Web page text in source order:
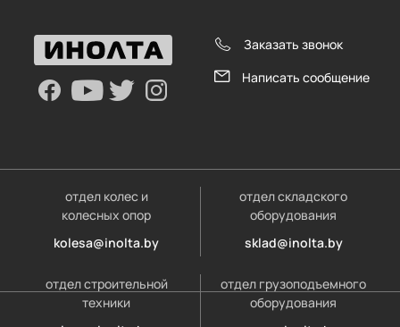
Заказать звонок
Написать сообщение
отдел колес и
колесных опор
kolesa@inolta.by
отдел складского
оборудования
sklad@inolta.by
отдел строительной
техники
отдел грузоподъемного
оборудования